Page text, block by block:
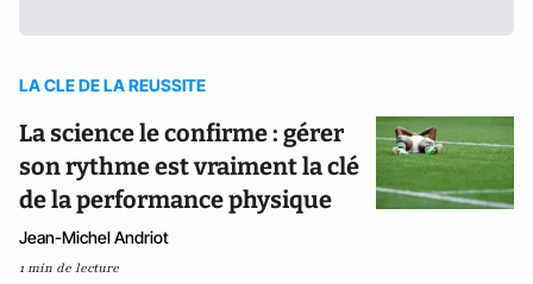
LA CLE DE LA REUSSITE
La science le confirme : gérer
son rythme est vraiment la clé
de la performance physique
Jean-Michel Andriot
1 min de lecture